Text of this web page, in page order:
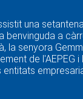
una
benvinguda a
la senyora
de l'AEPEG